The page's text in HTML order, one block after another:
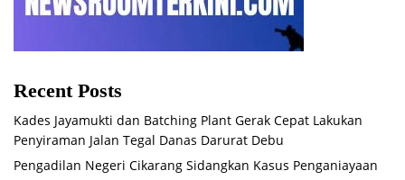
Recent Posts
Kades Jayamukti dan Batching Plant Gerak Cepat Lakukan
Penyiraman Jalan Tegal Danas Darurat Debu
Pengadilan Negeri Cikarang Sidangkan Kasus Penganiayaan